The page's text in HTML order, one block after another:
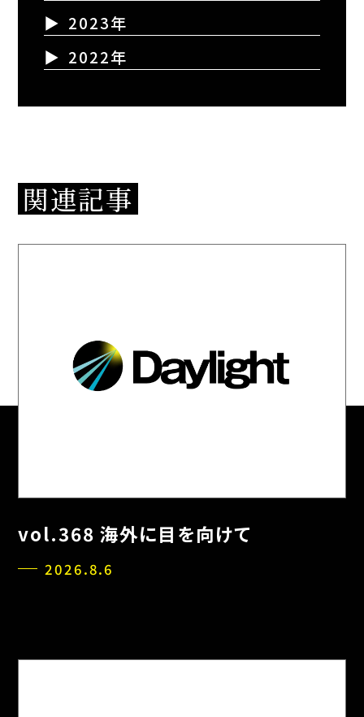
2023年
2022年
関連記事
vol.368 海外に目を向けて
2026.8.6